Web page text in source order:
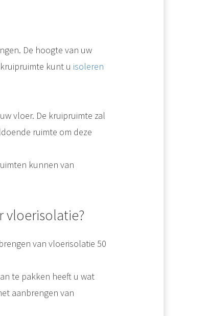
De hoogte van uw
kunt u isoleren
vloer. De kruipruimte zal
ruimte om deze
kunnen van
vloerisolatie?
van vloerisolatie 50
te pakken heeft u wat
aanbrengen van